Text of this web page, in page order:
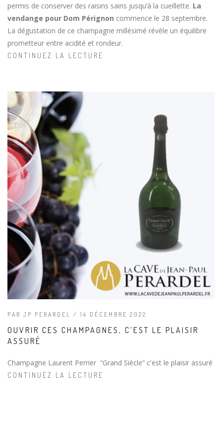
permis de conserver des raisins sains jusqu’à la cueillette. La
vendange pour Dom Pérignon commence le 28 septembre.
La dégustation de ce champagne millésimé révèle un équilibre
prometteur entre acidité et rondeur.
CONTINUEZ LA LECTURE
PAR JP PERARDEL / 14 DÉCEMBRE 2022
OUVRIR CES CHAMPAGNES, C’EST LE PLAISIR
ASSURÉ
Champagne Laurent Perrier “Grand Siècle” c'est le plaisir assuré
CONTINUEZ LA LECTURE